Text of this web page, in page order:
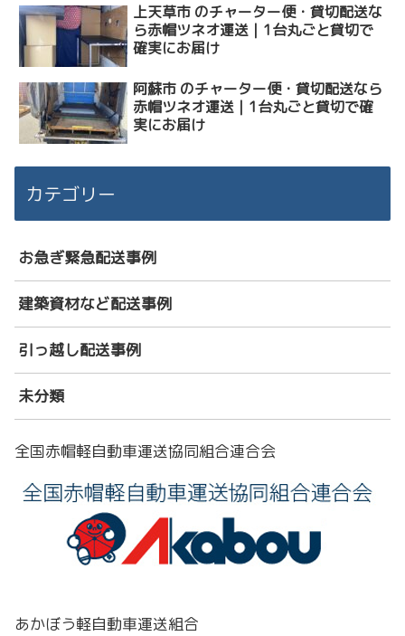
上天草市 のチャーター便・貸切配送な
ら赤帽ツネオ運送｜1台丸ごと貸切で
確実にお届け
阿蘇市 のチャーター便・貸切配送なら
赤帽ツネオ運送｜1台丸ごと貸切で確
実にお届け
カテゴリー
お急ぎ緊急配送事例
建築資材など配送事例
引っ越し配送事例
未分類
全国赤帽軽自動車運送協同組合連合会
あかぼう軽自動車運送組合